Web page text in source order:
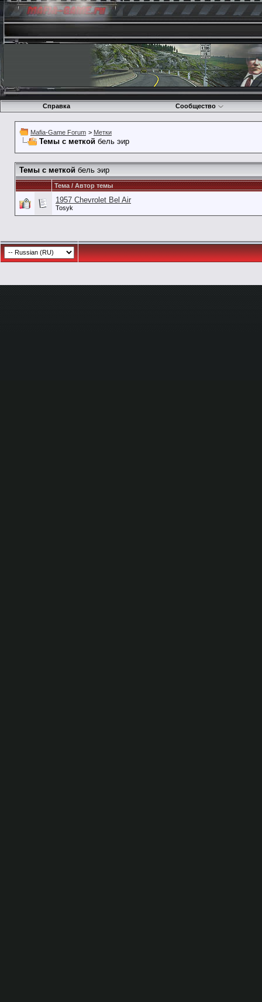
Справка Сообщество
Mafia-Game Forum > Метки
Темы с меткой бель эир
Темы с меткой бель эир
Тема / Автор темы
1957 Chevrolet Bel Air
Tosyk